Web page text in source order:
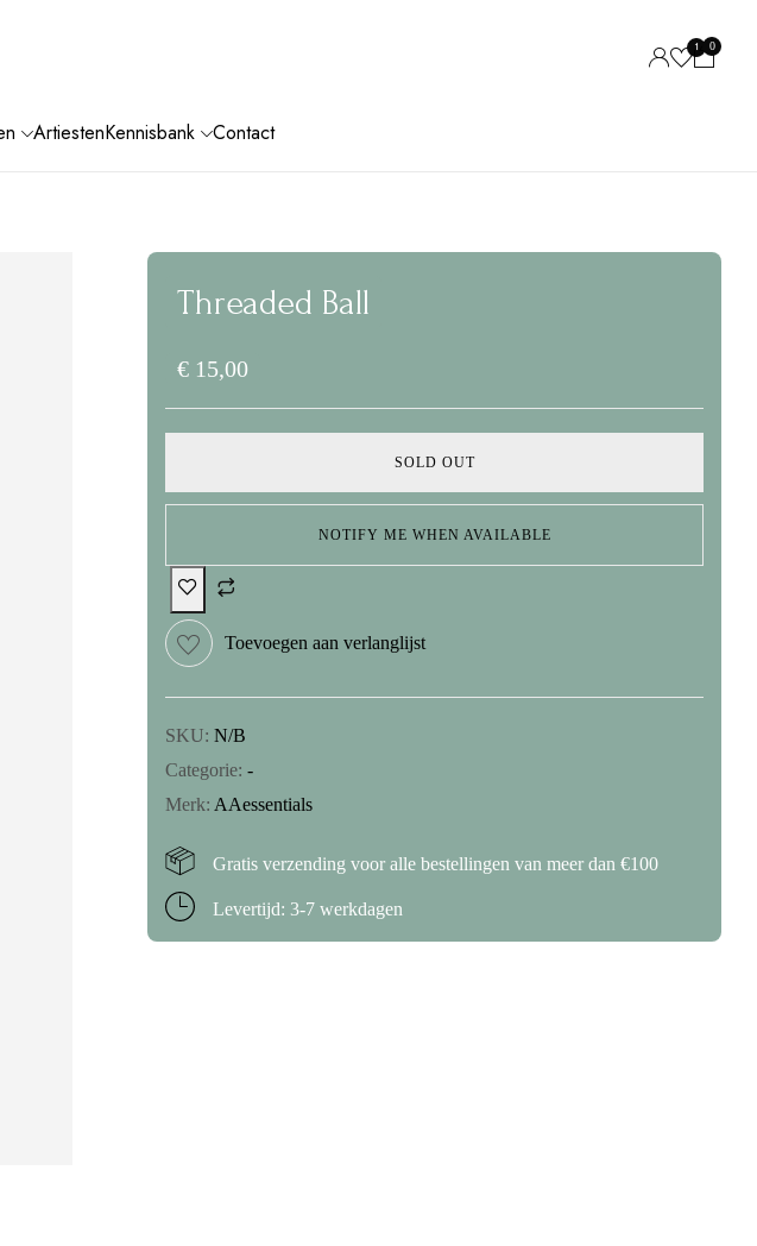
1 0
ArtiestenKennisbank Contact
Threaded Ball
€ 15,00
SOLD OUT
NOTIFY ME WHEN AVAILABLE
Toevoegen aan verlanglijst
SKU:N/B
Categorie:-
Merk: AAessentials
Gratis verzending voor alle bestellingen van meer dan €100
Levertijd: 3-7 werkdagen